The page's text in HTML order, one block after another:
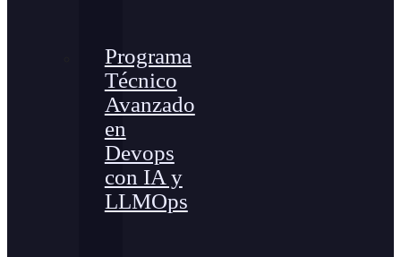
Programa
Técnico
Avanzado
en
Devops
con IA y
LLMOps